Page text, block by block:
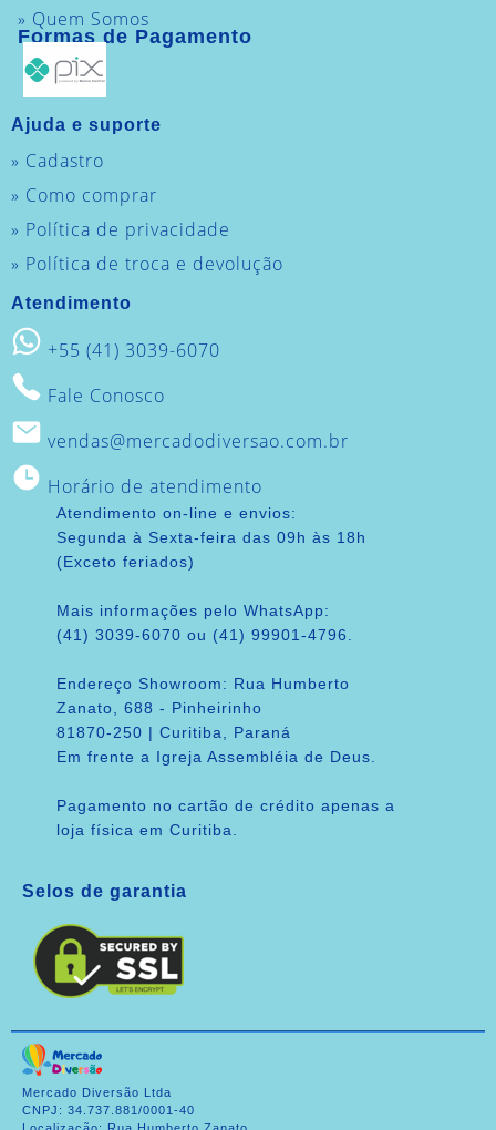
» Quem Somos
Formas de Pagamento
Ajuda e suporte
» Cadastro
» Como comprar
» Política de privacidade
» Política de troca e devolução
Atendimento
+55 (41) 3039-6070
Fale Conosco
vendas@mercadodiversao.com.br
Horário de atendimento
Atendimento on-line e envios:
Segunda à Sexta-feira das 09h às 18h
(Exceto feriados)
Mais informações pelo WhatsApp:
(41) 3039-6070 ou (41) 99901-4796.
Endereço Showroom: Rua Humberto
Zanato, 688 - Pinheirinho
81870-250 | Curitiba, Paraná
Em frente a Igreja Assembléia de Deus.
Pagamento no cartão de crédito apenas a
loja física em Curitiba.
Selos de garantia
Mercado Diversão Ltda
CNPJ: 34.737.881/0001-40